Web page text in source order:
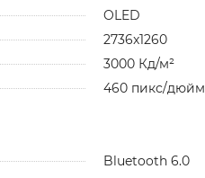
OLED
2736x1260
3000 Кд/м²
460 пикс/дюйм
Bluetooth 6.0